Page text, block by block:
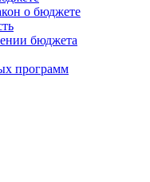
о бюджете
бюджета
программ